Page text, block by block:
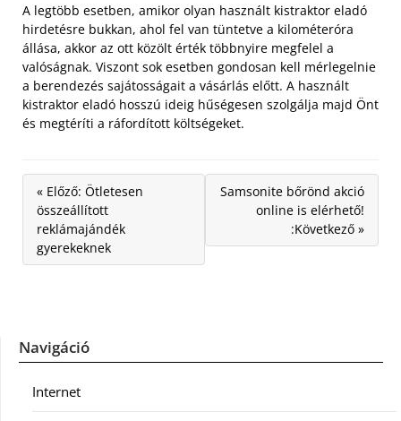
A legtöbb esetben, amikor olyan használt kistraktor eladó
hirdetésre bukkan, ahol fel van tüntetve a kilométeróra
állása, akkor az ott közölt érték többnyire megfelel a
valóságnak. Viszont sok esetben gondosan kell mérlegelnie
a berendezés sajátosságait a vásárlás előtt. A használt
kistraktor eladó hosszú ideig hűségesen szolgálja majd Önt
és megtéríti a ráfordított költségeket.
« Előző: Ötletesen
összeállított
reklámajándék
gyerekeknek
Samsonite bőrönd akció
online is elérhető!
:Következő »
Navigáció
Internet